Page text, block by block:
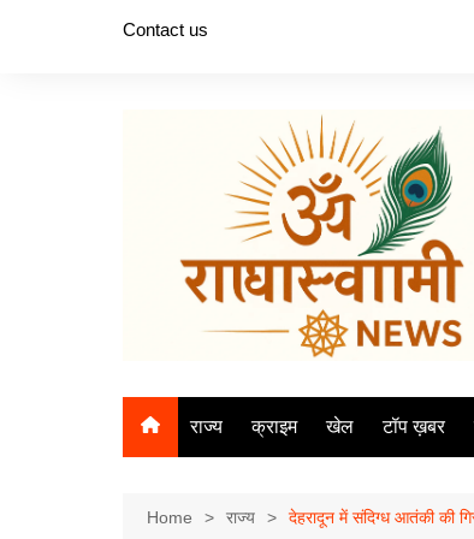
Contact us
राज्य क्राइम खेल टॉप ख़बर
Home राज्य देहरादून में संदिग्ध आतंकी की